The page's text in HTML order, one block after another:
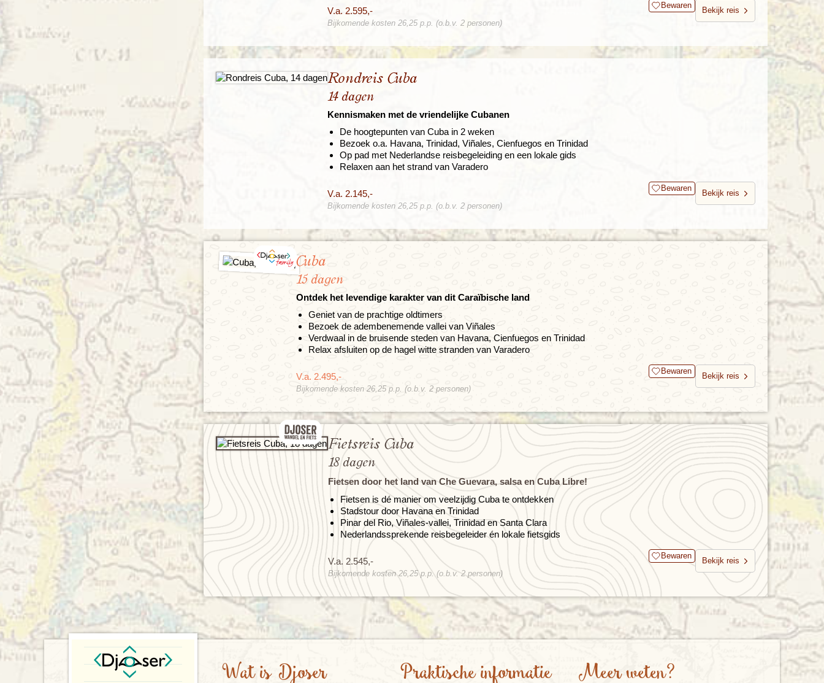
V.a. 2.595,- Bewaren
Bekijk reis
Bijkomende kosten 26,25 p.p. (o.b.v. 2 personen)
Rondreis Cuba
14 dagen
Kennismaken met de vriendelijke Cubanen
De hoogtepunten van Cuba in 2 weken
Bezoek o.a. Havana, Trinidad, Viñales, Cienfuegos en Trinidad
Op pad met Nederlandse reisbegeleiding en een lokale gids
Relaxen aan het strand van Varadero
V.a. 2.145,- Bewaren
Bekijk reis
Bijkomende kosten 26,25 p.p. (o.b.v. 2 personen)
Cuba
15 dagen
Ontdek het levendige karakter van dit Caraïbische land
Geniet van de prachtige oldtimers
Bezoek de adembenemende vallei van Viñales
Verdwaal in de bruisende steden van Havana, Cienfuegos en Trinidad
Relax afsluiten op de hagel witte stranden van Varadero
V.a. 2.495,- Bewaren
Bekijk reis
Bijkomende kosten 26,25 p.p. (o.b.v. 2 personen)
Fietsreis Cuba
18 dagen
Fietsen door het land van Che Guevara, salsa en Cuba Libre!
Fietsen is dé manier om veelzijdig Cuba te ontdekken
Stadstour door Havana en Trinidad
Pinar del Rio, Viñales-vallei, Trinidad en Santa Clara
Nederlandssprekende reisbegeleider én lokale fietsgids
V.a. 2.545,- Bewaren
Bekijk reis
Bijkomende kosten 26,25 p.p. (o.b.v. 2 personen)
Wat is Djoser Praktische informatie Meer weten?